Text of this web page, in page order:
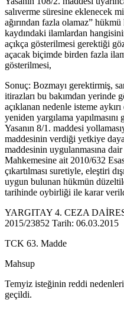
salıverme süresine eklenecek
ağırından fazla olamaz” hükmü
kaydındaki ilamlardan
açıkça gösterilmesi gerektiği
açacak biçimde birden fazla
gösterilmesi,
Sonuç: Bozmayı gerektirmiş,
itirazları bu bakımdan yerinde
açıklanan nedenle isteme
yeniden yargılama
Yasanın 8/1. maddesi
maddesinin verdiği yetkiye
maddesinin uygulanmasına
Mahkemesine ait 2010/632
çıkartılması suretiyle, eleştiri
uygun bulunan hükmün
tarihinde oybirliği ile karar
YARGITAY 4. CEZA
2015/23852 Tarih: 06.03.2015
TCK 63. Madde
Mahsup
Temyiz isteğinin reddi nedenleri
geçildi.